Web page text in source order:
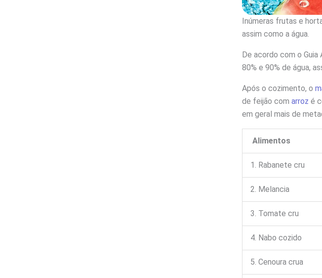
Inúmeras frutas e
assim como a água.
De acordo com o
80% e 90% de água,
Após o cozimento, o
de feijão com arroz é
em geral mais de
Alimentos
1. Rabanete cru
2. Melancia
3. Tomate cru
4. Nabo cozido
5. Cenoura crua